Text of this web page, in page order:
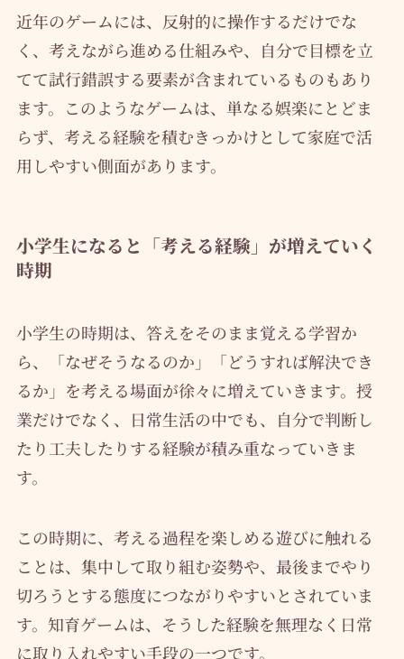
近年のゲームには、反射的に操作するだけでな
く、考えながら進める仕組みや、自分で目標を立
てて試行錯誤する要素が含まれているものもあり
ます。このようなゲームは、単なる娯楽にとどま
らず、考える経験を積むきっかけとして家庭で活
用しやすい側面があります。
小学生になると「考える経験」が増えていく
時期
小学生の時期は、答えをそのまま覚える学習か
ら、「なぜそうなるのか」「どうすれば解決でき
るか」を考える場面が徐々に増えていきます。授
業だけでなく、日常生活の中でも、自分で判断し
たり工夫したりする経験が積み重なっていきま
す。
この時期に、考える過程を楽しめる遊びに触れる
ことは、集中して取り組む姿勢や、最後までやり
切ろうとする態度につながりやすいとされていま
す。知育ゲームは、そうした経験を無理なく日常
に取り入れやすい手段の一つです。